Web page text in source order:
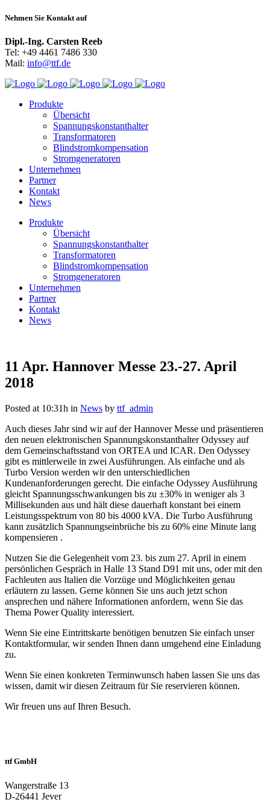
Nehmen Sie Kontakt auf
Dipl.-Ing. Carsten Reeb
Tel: +49 4461 7486 330
Mail: info@ttf.de
Produkte
Übersicht
Spannungskonstanthalter
Transformatoren
Blindstromkompensation
Stromgeneratoren
Unternehmen
Partner
Kontakt
News
Produkte
Übersicht
Spannungskonstanthalter
Transformatoren
Blindstromkompensation
Stromgeneratoren
Unternehmen
Partner
Kontakt
News
11 Apr. Hannover Messe 23.-27. April
2018
Posted at 10:31h in News by ttf_admin
Auch dieses Jahr sind wir auf der Hannover Messe und präsentieren
den neuen elektronischen Spannungskonstanthalter Odyssey auf
dem Gemeinschaftsstand von ORTEA und ICAR. Den Odyssey
gibt es mittlerweile in zwei Ausführungen. Als einfache und als
Turbo Version werden wir den unterschiedlichen
Kundenanforderungen gerecht. Die einfache Odyssey Ausführung
gleicht Spannungsschwankungen bis zu ±30% in weniger als 3
Millisekunden aus und hält diese dauerhaft konstant bei einem
Leistungsspektrum von 80 bis 4000 kVA. Die Turbo Ausführung
kann zusätzlich Spannungseinbrüche bis zu 60% eine Minute lang
kompensieren .
Nutzen Sie die Gelegenheit vom 23. bis zum 27. April in einem
persönlichen Gespräch in Halle 13 Stand D91 mit uns, oder mit den
Fachleuten aus Italien die Vorzüge und Möglichkeiten genau
erläutern zu lassen. Gerne können Sie uns auch jetzt schon
ansprechen und nähere Informationen anfordern, wenn Sie das
Thema Power Quality interessiert.
Wenn Sie eine Eintrittskarte benötigen benutzen Sie einfach unser
Kontaktformular, wir senden Ihnen dann umgehend eine Einladung
zu.
Wenn Sie einen konkreten Terminwunsch haben lassen Sie uns das
wissen, damit wir diesen Zeitraum für Sie reservieren können.
Wir freuen uns auf Ihren Besuch.
ttf GmbH
Wangerstraße 13
D-26441 Jever